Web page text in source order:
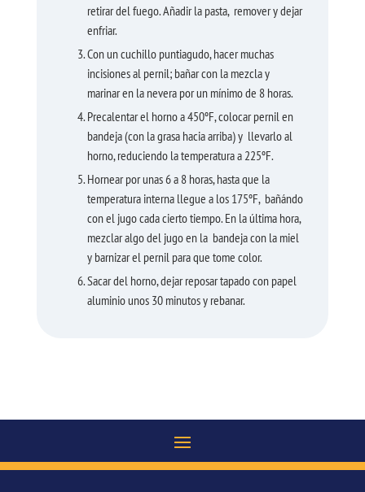
retirar del fuego. Añadir la pasta, remover y dejar
enfriar.
Con un cuchillo puntiagudo, hacer muchas
incisiones al pernil; bañar con la mezcla y
marinar en la nevera por un mínimo de 8 horas.
Precalentar el horno a 450ºF, colocar pernil en
bandeja (con la grasa hacia arriba) y llevarlo al
horno, reduciendo la temperatura a 225ºF.
Hornear por unas 6 a 8 horas, hasta que la
temperatura interna llegue a los 175ºF, bañándo
con el jugo cada cierto tiempo. En la última hora,
mezclar algo del jugo en la bandeja con la miel
y barnizar el pernil para que tome color.
Sacar del horno, dejar reposar tapado con papel
aluminio unos 30 minutos y rebanar.